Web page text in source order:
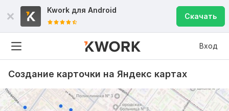
Kwork для Android
Скачать
Вход
Создание карточки на Яндекс картах